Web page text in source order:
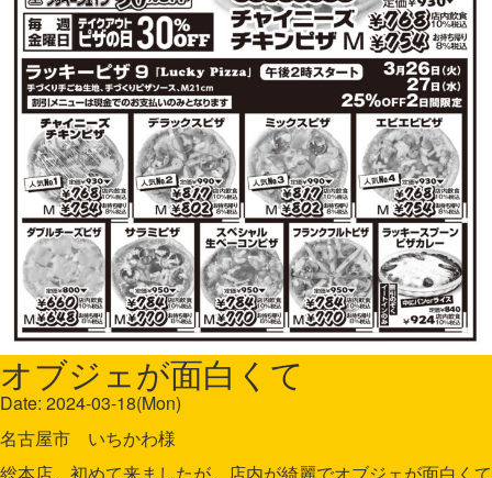
オブジェが面白くて
Date: 2024-03-18(Mon)
名古屋市 いちかわ様
総本店、初めて来ましたが、店内が綺麗でオブジェが面白くて